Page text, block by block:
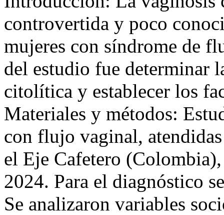
controvertida y poco
mujeres con síndrome de
del estudio fue determinar
citolítica y establecer los
Materiales y métodos:
con flujo vaginal,
el Eje Cafetero
2024. Para el diagnóstico
Se analizaron variables